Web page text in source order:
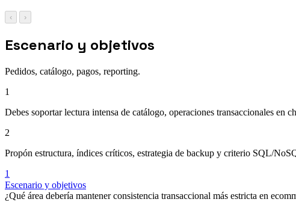
‹ ›
Escenario y objetivos
Pedidos, catálogo, pagos, reporting.
1
Debes soportar lectura intensa de catálogo, operaciones transaccionales en
2
Propón estructura, índices críticos, estrategia de backup y criterio SQL/
1
Escenario y objetivos
¿Qué área debería mantener consistencia transaccional más estricta en